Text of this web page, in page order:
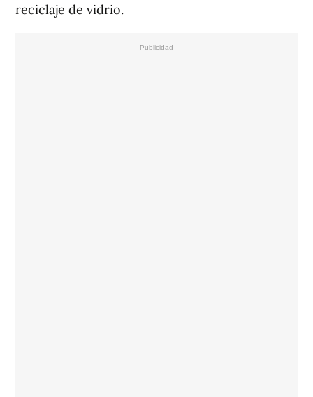
reciclaje de vidrio.